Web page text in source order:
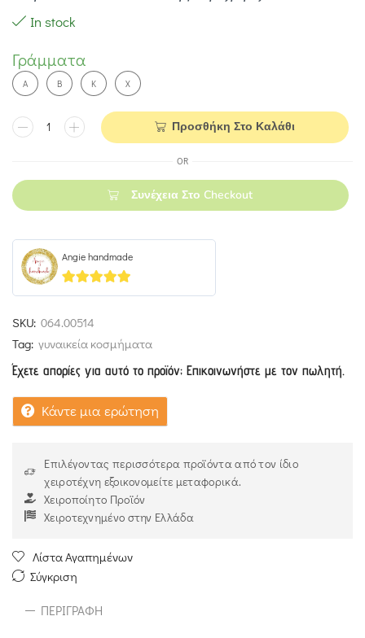
In stock
Γράμματα
A Β Κ Χ
Προσθήκη Στο Καλάθι
OR
Συνέχεια Στο Checkout
Angie handmade
5out of 5
SKU: 064.00514
Tag: γυναικεία κοσμήματα
Έχετε απορίες για αυτό το προϊόν; Επικοινωνήστε με τον πωλητή.
Κάντε μια ερώτηση
Επιλέγοντας περισσότερα προϊόντα από τον ίδιο
χειροτέχνη εξοικονομείτε μεταφορικά.
Χειροποίητο Προϊόν
Χειροτεχνημένο στην Ελλάδα
Λίστα Αγαπημένων
Σύγκριση
ΠΕΡΙΓΡΑΦΉ